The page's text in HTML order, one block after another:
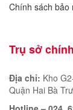
Chính sách bảo
Trụ sở chính
Địa chỉ: Kho
Quận Hai Bà